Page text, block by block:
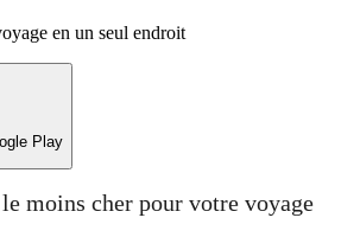
en un seul endroit
Play
moins cher pour votre voyage